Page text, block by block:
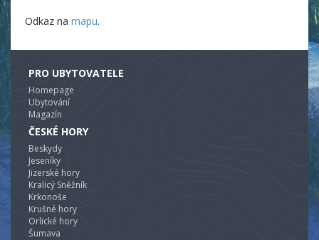
Odkaz na mapu.
PRO UBYTOVATELE
Homepage
Ubytování
Magazín
ČESKÉ HORY
Beskydy
Jeseníky
Jizerské hory
Kralicý Sněžník
Krkonoše
Krušné hory
Orlické hory
Šumava